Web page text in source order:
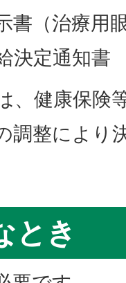
書（治療用
決定通知書
、健康保険
調整により
とき